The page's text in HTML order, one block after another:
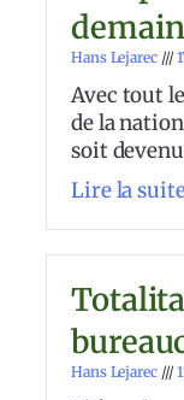
Hans Lejarec
Avec tout
de la
soit
Lire la
Hans Lejarec